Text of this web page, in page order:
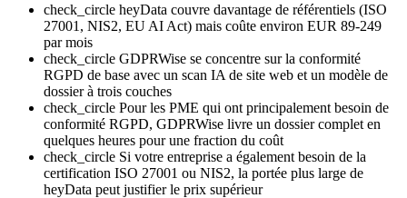
check_circle heyData couvre davantage de référentiels (ISO
27001, NIS2, EU AI Act) mais coûte environ EUR 89-249
par mois
check_circle GDPRWise se concentre sur la conformité
RGPD de base avec un scan IA de site web et un modèle de
dossier à trois couches
check_circle Pour les PME qui ont principalement besoin de
conformité RGPD, GDPRWise livre un dossier complet en
quelques heures pour une fraction du coût
check_circle Si votre entreprise a également besoin de la
certification ISO 27001 ou NIS2, la portée plus large de
heyData peut justifier le prix supérieur